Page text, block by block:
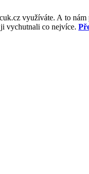
využíváte. A to nám
vychutnali co nejvíce.